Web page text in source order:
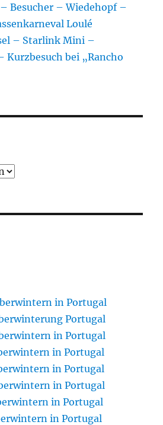
Besucher – Wiedehopf –
Loulé
– Starlink Mini –
Kurzbesuch bei „Rancho
in Portugal
Portugal
in Portugal
in Portugal
in Portugal
in Portugal
in Portugal
in Portugal